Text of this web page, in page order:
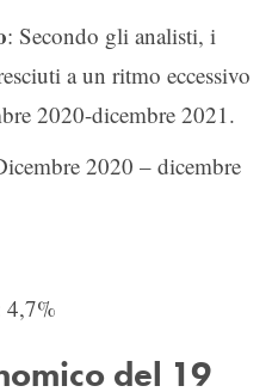
: Secondo gli analisti, i
a un ritmo eccessivo
2020-dicembre 2021.
2020 – dicembre
4,7%
del 19